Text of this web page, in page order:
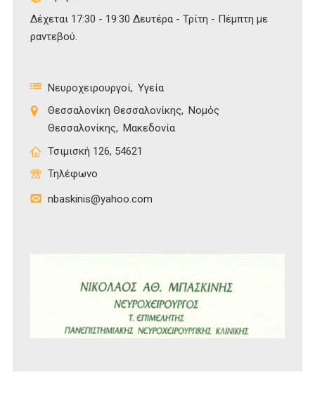
Δέχεται 17:30 - 19:30 Δευτέρα - Τρίτη - Πέμπτη με
ραντεβού.
Νευροχειρουργοί Υγεία
Θεσσαλονίκη Θεσσαλονίκης
Νομός
Θεσσαλονίκης
Μακεδονία
Τσιμισκή 126, 54621
Τηλέφωνο
nbaskinis@yahoo.com